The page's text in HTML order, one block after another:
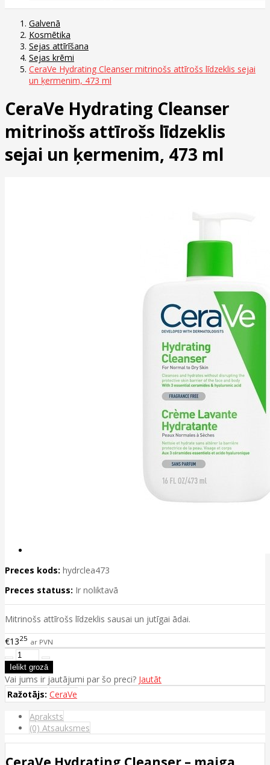
Galvenā
Kosmētika
Sejas attīrīšana
Sejas krēmi
CeraVe Hydrating Cleanser mitrinošs attīrošs līdzeklis sejai
un ķermenim, 473 ml
CeraVe Hydrating Cleanser
mitrinošs attīrošs līdzeklis
sejai un ķermenim, 473 ml
Preces kods: hydrclea473
Preces statuss: Ir noliktavā
Mitrinošs attīrošs līdzeklis sausai un jutīgai ādai.
€1325 ar PVN
Vai jums ir jautājumi par šo preci? Jautāt
Ražotājs: CeraVe
Apraksts
(0) Atsauksmes